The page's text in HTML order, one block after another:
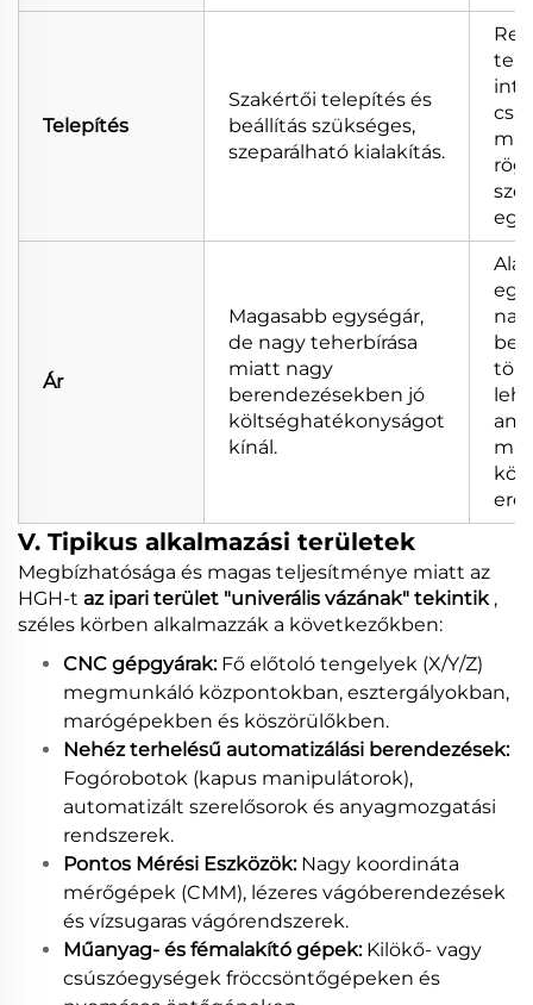
Telepítés
Szakértői telepítés és
beállítás szükséges,
szeparálható kialakítás.
Ár
Magasabb egységár,
de nagy teherbírása
miatt nagy
berendezésekben jó
költséghatékonyságot
kínál.
V. Tipikus alkalmazási területek
Megbízhatósága és magas teljesítménye miatt az
HGH-t az ipari terület "univerális vázának" tekintik ,
széles körben alkalmazzák a következőkben:
CNC gépgyárak: Fő előtoló tengelyek (X/Y/Z)
megmunkáló központokban, esztergályokban,
marógépekben és köszörülőkben.
Nehéz terhelésű automatizálási berendezések:
Fogórobotok (kapus manipulátorok),
automatizált szerelősorok és anyagmozgatási
rendszerek.
Pontos Mérési Eszközök: Nagy koordináta
mérőgépek (CMM), lézeres vágóberendezések
és vízsugaras vágórendszerek.
Műanyag- és fémalakító gépek: Kilökő- vagy
csúszóegységek fröccsöntőgépeken és